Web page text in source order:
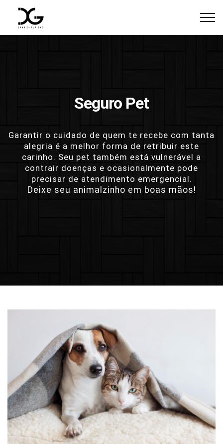
Seguro Pet
Garantir o cuidado de quem te recebe com tanta
alegria é a melhor forma de retribuir este
carinho. Seu pet também está vulnerável a
contrair doenças e ocasionalmente pode
precisar de atendimento emergencial.
Deixe seu animalzinho em boas mãos!